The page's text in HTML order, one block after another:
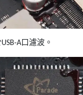
USB-A口濾波。